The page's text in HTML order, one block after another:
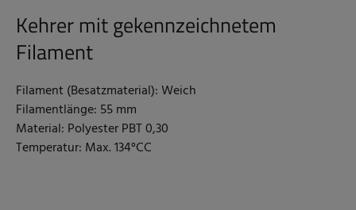
Kehrer mit gekennzeichnetem
Filament
Filament (Besatzmaterial): Weich
Filamentlänge: 55 mm
Material: Polyester PBT 0,30
Temperatur: Max. 134°CC